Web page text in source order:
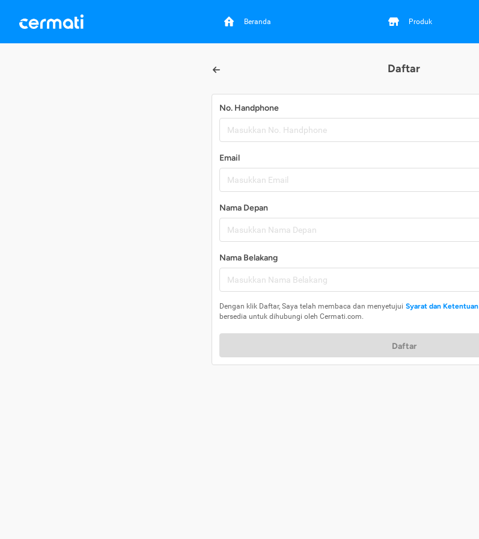
Beranda Produk
Daftar
No. Handphone
Email
Nama Depan
Nama Belakang
Dengan klik Daftar, Saya telah membaca dan menyetujui Syarat dan Ketentuan
bersedia untuk dihubungi oleh Cermati.com.
Daftar